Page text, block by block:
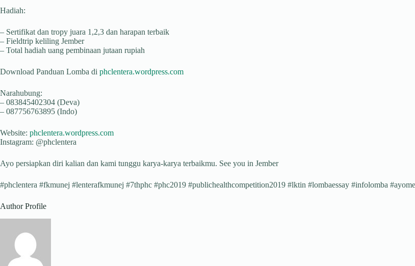
Hadiah:
– Sertifikat dan tropy juara 1,2,3 dan harapan terbaik
– Fieldtrip keliling Jember
– Total hadiah uang pembinaan jutaan rupiah
Download Panduan Lomba di phclentera.wordpress.com
Narahubung:
– 083845402304 (Deva)
– 087756763895 (Indo)
Website: phclentera.wordpress.com
Instagram: @phclentera
Ayo persiapkan diri kalian dan kami tunggu karya-karya terbaikmu. See you in Jember
#phclentera #fkmunej #lenterafkmunej #7thphc #phc2019 #publichealthcompetition2019 #lktin #lombaessay #infolomba
Author Profile